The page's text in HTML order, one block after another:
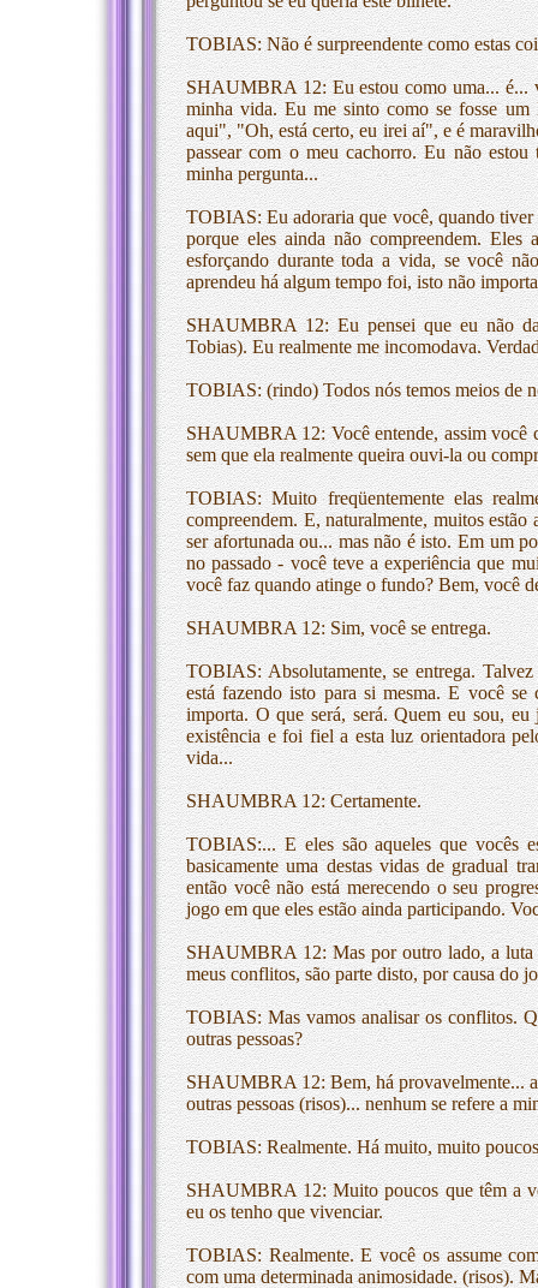
TOBIAS: Não é surpreendente como estas
SHAUMBRA 12: Eu estou como uma... é...
minha vida. Eu me sinto como se fosse um
aqui", "Oh, está certo, eu irei aí", e é
passear com o meu cachorro. Eu não
minha pergunta...
TOBIAS: Eu adoraria que você, quando tiver
porque eles ainda não compreendem.
esforçando durante toda a vida, se você
aprendeu há algum tempo foi, isto não
SHAUMBRA 12: Eu pensei que eu não
Tobias). Eu realmente me incomodava.
TOBIAS: (rindo) Todos nós temos meios de
SHAUMBRA 12: Você entende, assim você
sem que ela realmente queira ouvi-la ou
TOBIAS: Muito freqüentemente elas
compreendem. E, naturalmente, muitos
ser afortunada ou... mas não é isto. Em um
no passado - você teve a experiência que
você faz quando atinge o fundo? Bem, você
SHAUMBRA 12: Sim, você se entrega.
TOBIAS: Absolutamente, se entrega.
está fazendo isto para si mesma. E você
importa. O que será, será. Quem eu sou,
existência e foi fiel a esta luz orientadora
vida...
SHAUMBRA 12: Certamente.
TOBIAS:... E eles são aqueles que vocês
basicamente uma destas vidas de gradual
então você não está merecendo o seu
jogo em que eles estão ainda participando.
SHAUMBRA 12: Mas por outro lado, a luta
meus conflitos, são parte disto, por causa do
TOBIAS: Mas vamos analisar os conflitos.
outras pessoas?
SHAUMBRA 12: Bem, há provavelmente...
outras pessoas (risos)... nenhum se refere a
TOBIAS: Realmente. Há muito, muito
SHAUMBRA 12: Muito poucos que têm a
eu os tenho que vivenciar.
TOBIAS: Realmente. E você os assume
com uma determinada animosidade. (risos).